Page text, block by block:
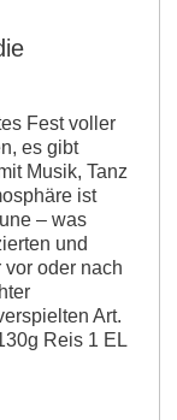
Fest voller
es gibt
Musik, Tanz
ist
– was
und
oder nach
Art.
Reis 1 EL